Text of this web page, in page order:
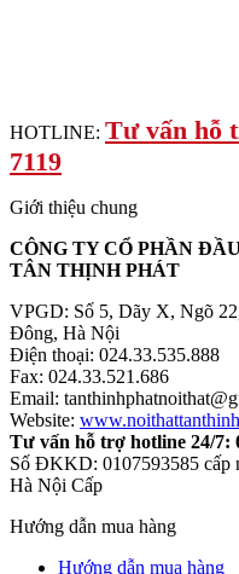
HOTLINE: Tư vấn hỗ
7119
Giới thiệu chung
CÔNG TY CỔ PHẦN
TÂN THỊNH PHÁT
VPGD: Số 5, Dãy X, Ngõ
Đông, Hà Nội
Điện thoại: 024.33.535.888
Fax: 024.33.521.686
Email:
Website:
Tư vấn hỗ trợ hotline 24/7:
Số ĐKKD: 0107593585
Hà Nội Cấp
Hướng dẫn mua hàng
Hướng dẫn mua hàng